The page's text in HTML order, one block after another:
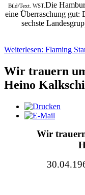
Bild/Text. WST.Die
eine Überraschung gut:
sechste
Weiterlesen: Flaming
Wir trauern
Heino
Wir